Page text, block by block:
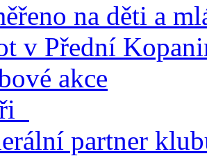
na děti a
v Přední
akce
partner